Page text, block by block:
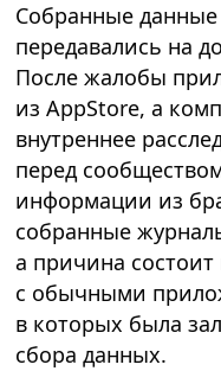
Собранные
передавались на
После жалобы
из AppStore, а
внутреннее
перед
информации из
собранные
а причина
с обычными
в которых была
сбора данных.